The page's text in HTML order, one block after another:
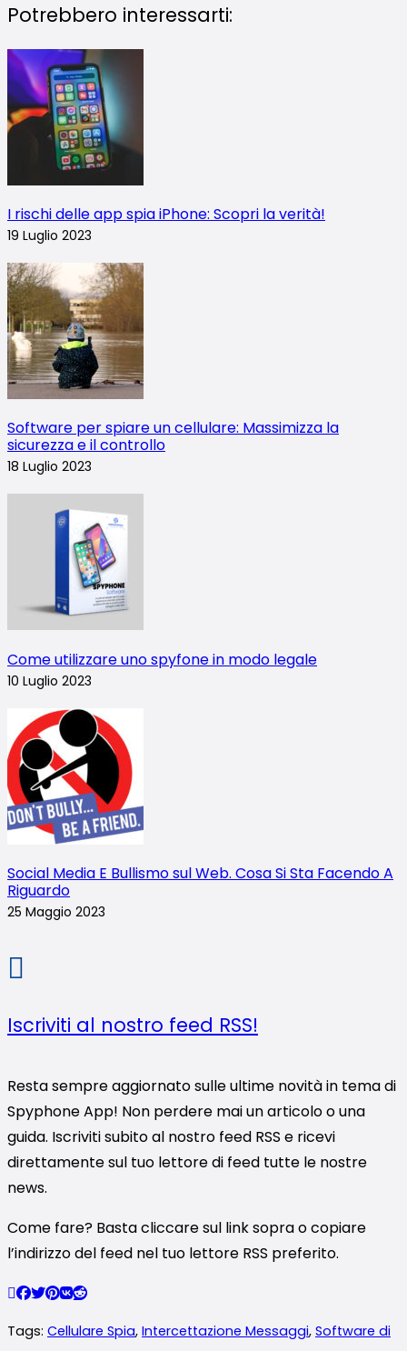
Potrebbero interessarti:
I rischi delle app spia iPhone: Scopri la verità!
19 Luglio 2023
Software per spiare un cellulare: Massimizza la
sicurezza e il controllo
18 Luglio 2023
Come utilizzare uno spyfone in modo legale
10 Luglio 2023
Social Media E Bullismo sul Web. Cosa Si Sta Facendo A
Riguardo
25 Maggio 2023
Iscriviti al nostro feed RSS!
Resta sempre aggiornato sulle ultime novità in tema di
Spyphone App! Non perdere mai un articolo o una
guida. Iscriviti subito al nostro feed RSS e ricevi
direttamente sul tuo lettore di feed tutte le nostre
news.
Come fare? Basta cliccare sul link sopra o copiare
l’indirizzo del feed nel tuo lettore RSS preferito.
Tags: Cellulare Spia, Intercettazione Messaggi, Software di